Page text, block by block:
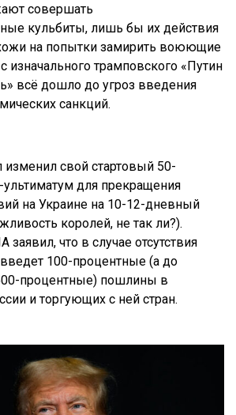
совершать
кульбиты, лишь бы их действия
на попытки замирить воюющие
изначального трамповского «Путин
всё дошло до угроз введения
санкций.
свой стартовый 50-
для прекращения
на Украине на 10-12-дневный
королей, не так ли?).
что в случае отсутствия
100-процентные (а до
процентные) пошлины в
и торгующих с ней стран.